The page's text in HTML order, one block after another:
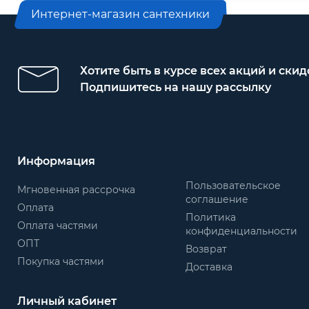
Интернет-магазин сантехники
Хотите быть в курсе всех акций и
Подпишитесь на нашу рассылку
Информация
Мгновенная рассрочка
Оплата
Оплата частями
ОПТ
Покупка частями
Пользовательское
соглашение
Политика
конфиденциальности
Возврат
Доставка
Личный кабинет